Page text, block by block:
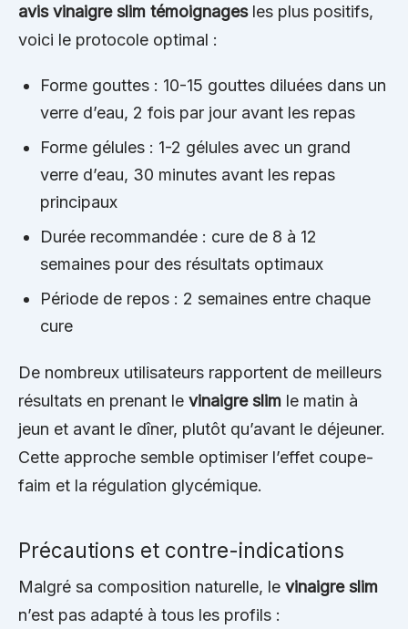
avis vinaigre slim témoignagesles plus positifs,
voici le protocole optimal :
Forme gouttes : 10-15 gouttes diluées dans un
verre d’eau, 2 fois par jour avant les repas
Forme gélules : 1-2 gélules avec un grand
verre d’eau, 30 minutes avant les repas
principaux
Durée recommandée : cure de 8 à 12
semaines pour des résultats optimaux
Période de repos : 2 semaines entre chaque
cure
De nombreux utilisateurs rapportent de meilleurs
résultats en prenant le vinaigre slim le matin à
jeun et avant le dîner, plutôt qu’avant le déjeuner.
Cette approche semble optimiser l’effet coupe-
faim et la régulation glycémique.
Précautions et contre-indications
Malgré sa composition naturelle, le vinaigre slim
n’est pas adapté à tous les profils :